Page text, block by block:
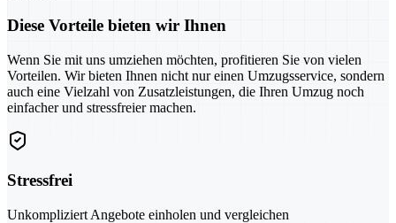
Diese Vorteile bieten wir Ihnen
Wenn Sie mit uns umziehen möchten, profitieren Sie von vielen
Vorteilen. Wir bieten Ihnen nicht nur einen Umzugsservice, sondern
auch eine Vielzahl von Zusatzleistungen, die Ihren Umzug noch
einfacher und stressfreier machen.
Stressfrei
Unkompliziert Angebote einholen und vergleichen